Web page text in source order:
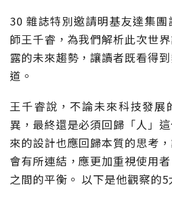
30 雜誌特別邀請明基友達集
師王千睿，為我們解析此次世
露的未來趨勢，讓讀者既看得
道。
王千睿說，不論未來科技發展
異，最終還是必須回歸「人」
來的設計也應回歸本質的思考
會有所連結，應更加重視使用
之間的平衡。 以下是他觀察的5